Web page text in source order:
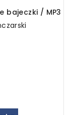
bajeczki / MP3